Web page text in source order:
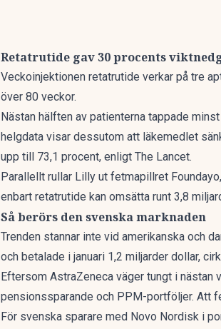
Retatrutide gav 30 procents
Veckoinjektionen retatrutide verkar på tre
över 80 veckor.
Nästan hälften av patienterna tappade
helgdata visar dessutom att läkemedlet
upp till 73,1 procent, enligt The Lancet.
Parallellt rullar Lilly ut fetmapillret
enbart retatrutide kan omsätta runt 3,8
Så berörs den svenska marknaden
Trenden stannar inte vid amerikanska och
och betalade i januari 1,2 miljarder dollar,
Eftersom AstraZeneca väger tungt i
pensionssparande och PPM-portföljer. Att
För svenska sparare med Novo Nordisk i